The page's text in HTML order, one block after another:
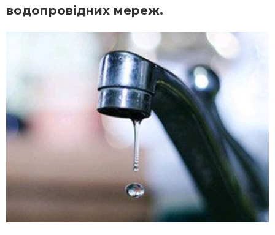
водопровідних мереж.